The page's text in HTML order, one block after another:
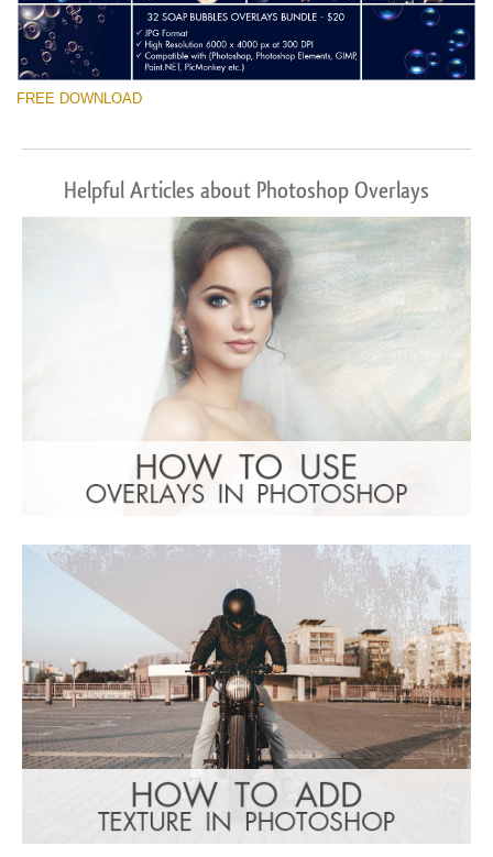
FREE DOWNLOAD
Helpful Articles about Photoshop Overlays